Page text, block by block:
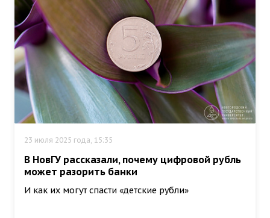
23 июля 2025 года, 15:35
В НовГУ рассказали, почему цифровой рубль
может разорить банки
И как их могут спасти «детские рубли»